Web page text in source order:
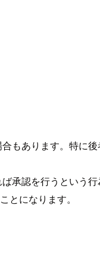
もあります。特に
承認を行うという
とになります。